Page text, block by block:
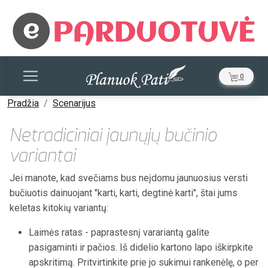
0
Pradžia Scenarijus
Netradiciniai jaunųjų bučinio
variantai
Jei manote, kad svečiams bus neįdomu jaunuosius versti
bučiuotis dainuojant "karti, karti, degtinė karti", štai jums
keletas kitokių variantų:
Laimės ratas - paprastesnį varariantą galite
pasigaminti ir pačios. Iš didelio kartono lapo iškirpkite
apskritimą. Pritvirtinkite prie jo sukimui rankenėlę, o per